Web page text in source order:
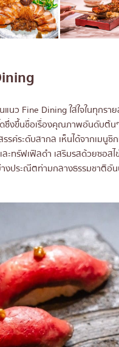
สไตล์โฮมคุกกิ้ง
หารญี่ปุ่น
พัทยา
ธนิยะ
นว Fine Dining ใส่ใจในทุกร
ซึ่งขึ้นชื่อเรื่องคุณภาพอันดับต้
ระดับสากล เห็นได้จากเมนูซิก
ทรัฟเฟิลดำ เสริมรสด้วยซอส
ประณีตท่ามกลางธรรมชาติอัน